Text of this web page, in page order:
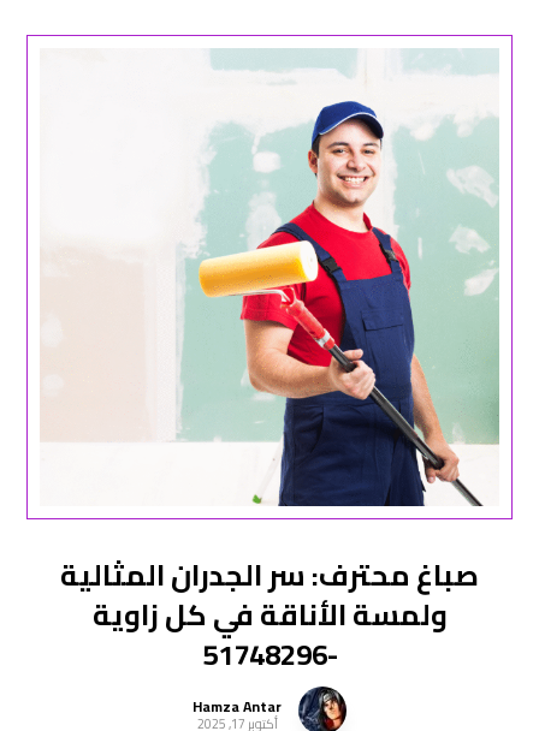
صباغ محترف: سر الجدران المثالية
ولمسة الأناقة في كل زاوية
-51748296
Hamza Antar
أكتوبر 17, 2025